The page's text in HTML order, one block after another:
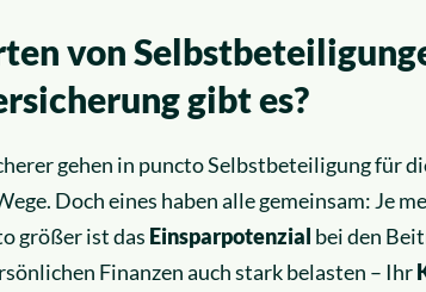
von
gibt es?
gehen in puncto Selbstbeteiligung für
Doch eines haben alle gemeinsam: Je
größer ist das Einsparpotenzial bei den
Finanzen auch stark belasten – Ihr